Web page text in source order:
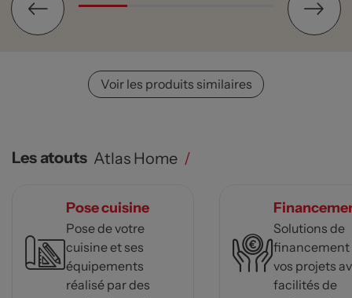
Voir les produits similaires
Les atouts Atlas Home /
Pose cuisine
Pose de votre
cuisine et ses
équipements
réalisé par des
Solutions de
financement
vos projets
facilités de